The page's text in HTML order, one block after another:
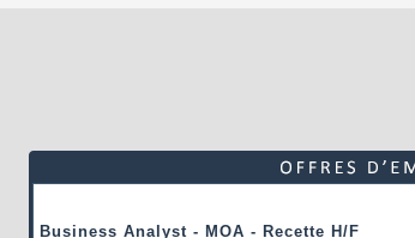
Business Analyst - MOA - Recette H/F